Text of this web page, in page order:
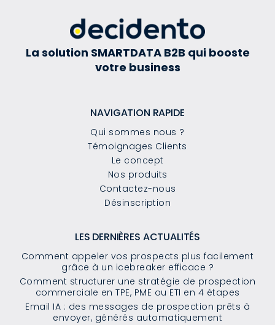
La solution SMARTDATA B2B qui booste
votre business
NAVIGATION RAPIDE
Qui sommes nous ?
Témoignages Clients
Le concept
Nos produits
Contactez-nous
Désinscription
LES DERNIÈRES ACTUALITÉS
Comment appeler vos prospects plus facilement
grâce à un icebreaker efficace ?
Comment structurer une stratégie de prospection
commerciale en TPE, PME ou ETI en 4 étapes
Email IA : des messages de prospection prêts à
envoyer, générés automatiquement